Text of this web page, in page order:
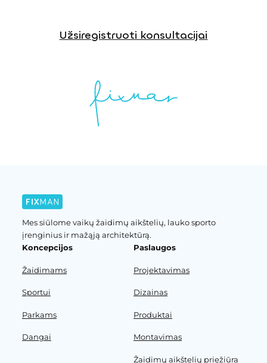
Užsiregistruoti konsultacijai
Mes siūlome vaikų žaidimų aikštelių, lauko sporto
įrenginius ir mažąją architektūrą.
Koncepcijos
Žaidimams
Sportui
Parkams
Dangai
Paslaugos
Projektavimas
Dizainas
Produktai
Montavimas
Žaidimų aikštelių priežiūra